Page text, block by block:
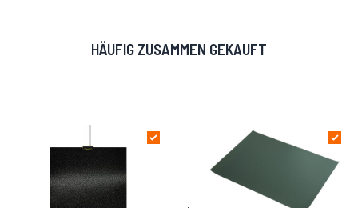
HÄUFIG ZUSAMMEN GEKAUFT